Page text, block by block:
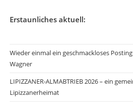
Erstaunliches aktuell:
Wieder einmal ein geschmackloses
Wagner
LIPIZZANER-ALMABTRIEB 2026 – ein
Lipizzanerheimat